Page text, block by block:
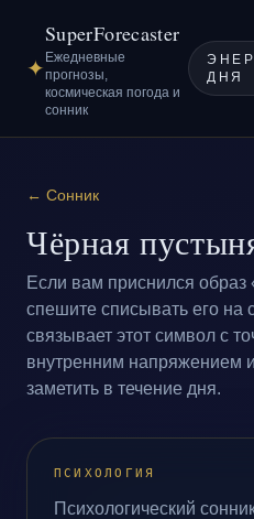
✦
SuperForecaster
Ежедневные
прогнозы,
космическая погода и
сонник
ДНЯ
← Сонник
Чёрная
Если вам приснился
спешите списывать его на
связывает этот символ с
внутренним напряжением
заметить в течение дня.
ПСИХОЛОГИЯ
Психологический